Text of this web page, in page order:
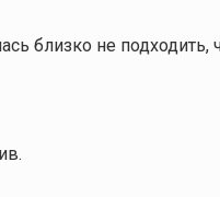
близко не подходить,